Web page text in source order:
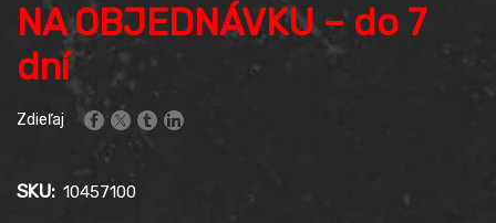
NA OBJEDNÁVKU – do 7
dní
Zdieľaj
SKU: 10457100